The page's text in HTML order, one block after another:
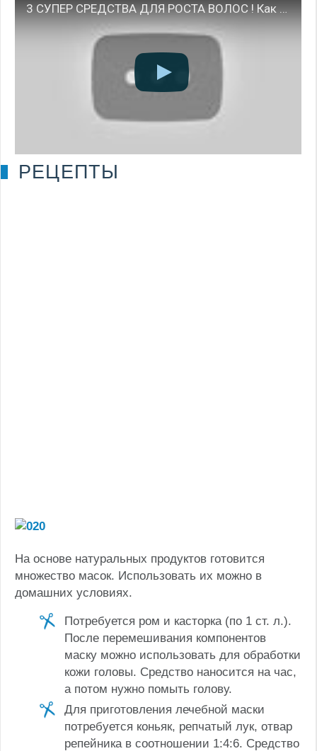
3 СУПЕР СРЕДСТВА ДЛЯ РОСТА ВОЛОС ! Как быстро отрастить
РЕЦЕПТЫ
На основе натуральных продуктов готовится
множество масок. Использовать их можно в
домашних условиях.
Потребуется ром и касторка (по 1 ст. л.).
После перемешивания компонентов
маску можно использовать для обработки
кожи головы. Средство наносится на час,
а потом нужно помыть голову.
Для приготовления лечебной маски
потребуется коньяк, репчатый лук, отвар
репейника в соотношении 1:4:6. Средство